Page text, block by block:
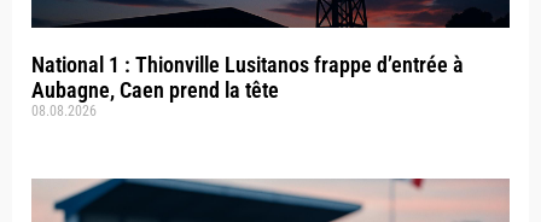
National 1 : Thionville Lusitanos frappe d’entrée à
Aubagne, Caen prend la tête
08.08.2026